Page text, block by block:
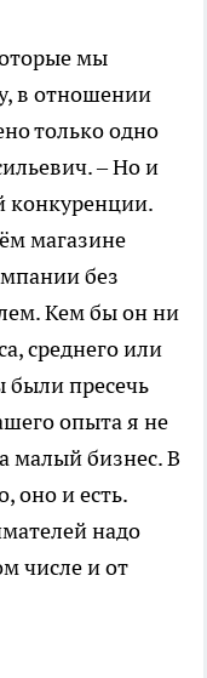
мы
в отношении
только одно
– Но и
конкуренции.
магазине
без
Кем бы он ни
среднего или
пресечь
опыта я не
малый бизнес. В
оно и есть.
надо
числе и от